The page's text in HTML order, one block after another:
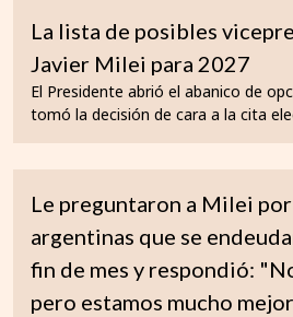
La lista de posibles
Javier Milei para 2027
El Presidente abrió el abanico de
tomó la decisión de cara a la cita
Le preguntaron a Milei
argentinas que se
fin de mes y respondió:
pero estamos mucho